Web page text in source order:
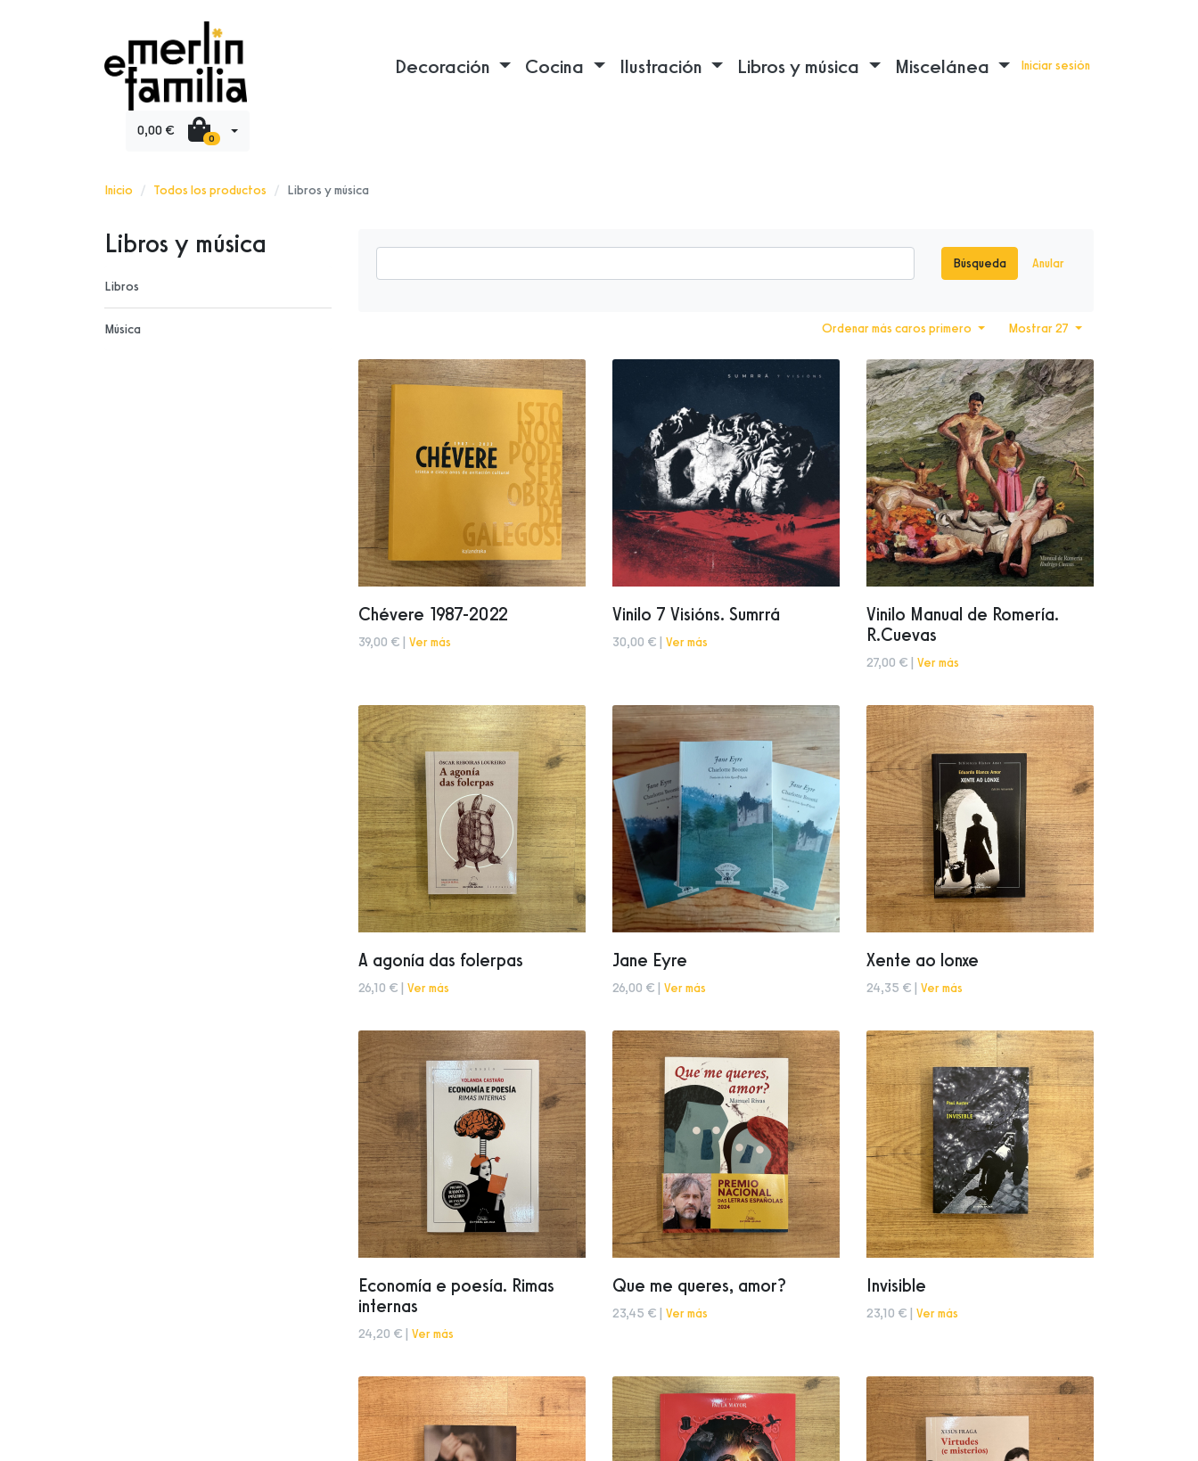
Decoración Cocina Ilustración Libros y música Miscelánea Iniciar sesión
0,00 € 0
Inicio Todos los productos Libros y música
Libros y música
Libros
Música
Búsqueda Anular
Mostrar 27
Ordenar más caros primero
Chévere 1987-2022
39,00 € | Ver más
Vinilo 7 Visións. Sumrrá
30,00 € | Ver más
Vinilo Manual de Romería.
R.Cuevas
27,00 € | Ver más
A agonía das folerpas
26,10 € | Ver más
Jane Eyre
26,00 € | Ver más
Xente ao lonxe
24,35 € | Ver más
Economía e poesía. Rimas
internas
24,20 € | Ver más
Que me queres, amor?
23,45 € | Ver más
Invisible
23,10 € | Ver más